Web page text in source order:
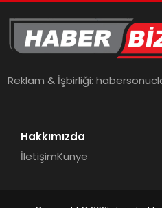
Reklam & İşbirliği:
Hakkımızda
İletişimKünye